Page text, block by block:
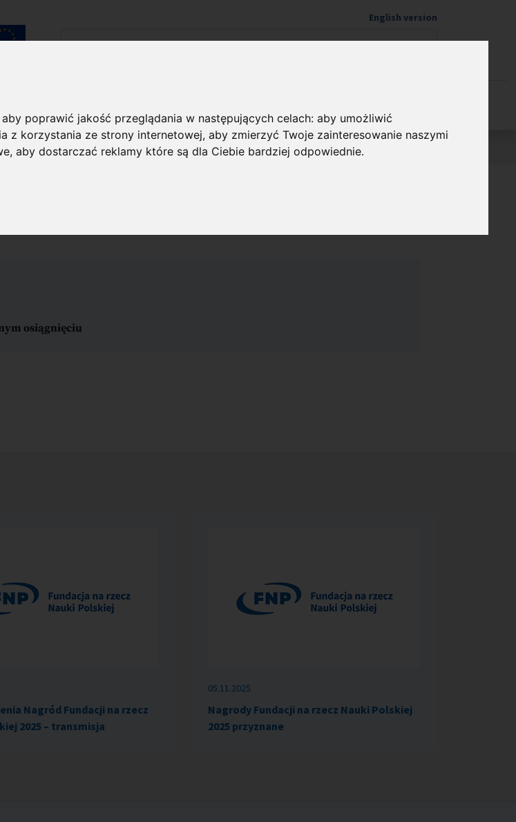
poprawić jakość przeglądania w następujących celach:aby umożliwić
z korzystania ze strony internetowej,aby zmierzyć Twoje zainteresowanie naszymi
,aby dostarczać reklamy które są dla Ciebie bardziej odpowiednie.
English version
osiągnięciu
Nagród Fundacji na rzecz
2025 – transmisja
05.11.2025
Nagrody Fundacji na rzecz Nauki Polskiej
2025 przyznane